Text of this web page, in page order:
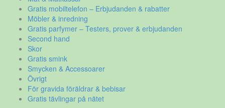
Gratis mobiltelefon – Erbjudanden & rabatter
Möbler & inredning
Gratis parfymer – Testers, prover & erbjudanden
Second hand
Skor
Gratis smink
Smycken & Accessoarer
Övrigt
För gravida föräldrar & bebisar
Gratis tävlingar på nätet